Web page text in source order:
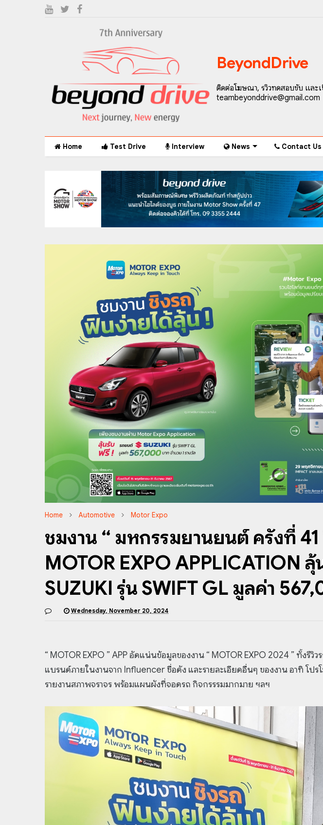
BeyondDrive
ติดต่อโฆษณา, รีวิวทดสอบขับ และ
teambeyonddrive@gmail.com
Home Test Drive Interview News Contact Us
Home Automotive Motor Expo
ชมงาน “ มหกรรมยานยนต์ ครั้งที่
MOTOR EXPO APPLICATION
SUZUKI รุ่น SWIFT GL มูลค่า
Wednesday, November 20, 2024
“ MOTOR EXPO ” APP อัดแน่นข้อมูลของงาน “ MOTOR EXPO 2024 ” ทั้งรี
แบรนด์ภายในงานจาก Influencer ชื่อดัง และรายละเอียดอื่นๆ ของงาน อาทิ โปร
รายงานสภาพจราจร พร้อมแผนผังที่จอดรถ กิจกรรรมมากมาย ฯลฯ